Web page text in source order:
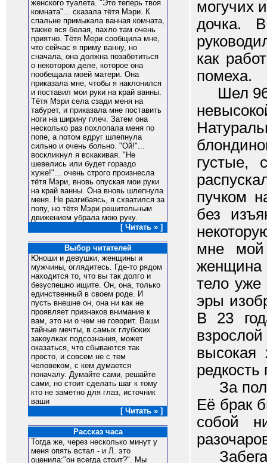
женского туалета. "Это теперь твоя
комната"... сказала тётя Мэри. К
спальне примыкала ванная комната,
также вся белая, пахло там очень
приятно. Тётя Мери сообщила мне,
что сейчас я приму ванну, но
сначала, она должна позаботиться
о некотором деле, которое она
пообещала моей матери. Она
приказала мне, чтобы я наклонился
и поставил мои руки на край ванны.
Тётя Мэри села сзади меня на
табурет, и приказала мне поставить
ноги на ширину плеч. Затем она
несколько раз похлопала меня по
попе, а потом вдруг шлепнула
сильно и очень больно. "Ой!"...
воскликнул я вскакивая. "Не
шевелись или будет гораздо
хуже!"... очень строго произнесла
тётя Мэри, вновь опуская мои руки
на край ванны. Она вновь шлепнула
меня. Не разгибаясь, я схватился за
попу, но тётя Мэри решительным
движением убрала мою руку.
[ Читать » ]
Выбор читателей
Юноши и девушки, женщины и
мужчины, оглядитесь. Где-то рядом
находится то, что вы так долго и
безуспешно ищите. Он, она, только
единственный в своем роде. И
пусть внешне он, она ни как не
проявляет признаков внимание к
вам, это ни о чем не говорит. Ваши
тайные мечты, в самых глубоких
закоулках подсознания, может
оказаться, что сбываются так
просто, и совсем не с тем
человеком, с кем думается
поначалу. Думайте сами, решайте
сами, но стоит сделать шаг к тому
кто не заметно для глаз, источник
ваши
[ Читать » ]
Рассказ часа
Тогда же, через несколько минут у
меня опять встал - и Л. это
оценила:"он всегда стоит?". Мы
могучих
дочка.
как
помеха.
Шел 96-
густые,
пучком
без
мне
женщина
тело уже
эры
В 23
высокая
За
Её брак
собой